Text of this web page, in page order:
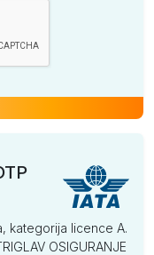
kategorija licence A.
OSIGURANJE